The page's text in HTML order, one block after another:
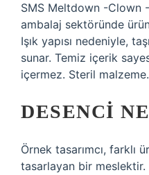
SMS Meltdown -Clown
ambalaj sektöründe
Işık yapısı nedeniyle,
sunar. Temiz içerik
içermez. Steril malzeme.
DESENCI
Örnek tasarımcı, farklı
tasarlayan bir meslektir.